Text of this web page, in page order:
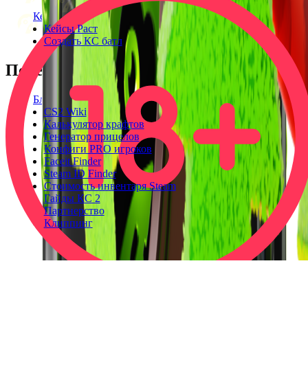
Кейсы КС2
Кейсы Раст
Создать КС батл
Полезное
Блог
CS2 Wiki
Калькулятор крафтов
Генератор прицелов
Конфиги PRO игроков
Faceit Finder
Steam ID Finder
Стоимость инвентаря Steam
Гайды КС 2
Партнерство
Клиппинг